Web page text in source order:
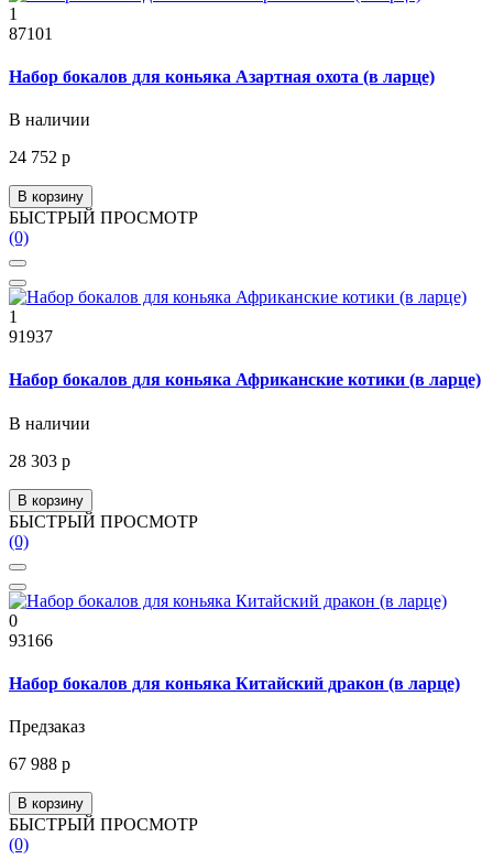
1
87101
Набор бокалов для коньяка Азартная охота (в ларце)
В наличии
24 752 р
В корзину
БЫСТРЫЙ ПРОСМОТР
(0)
1
91937
Набор бокалов для коньяка Африканские котики (в ларце)
В наличии
28 303 р
В корзину
БЫСТРЫЙ ПРОСМОТР
(0)
0
93166
Набор бокалов для коньяка Китайский дракон (в ларце)
Предзаказ
67 988 р
В корзину
БЫСТРЫЙ ПРОСМОТР
(0)